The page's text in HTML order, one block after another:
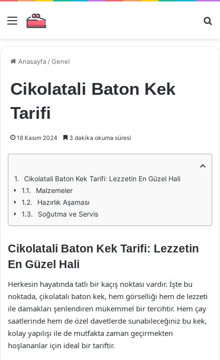
Menü
Anasayfa /Genel
Cikolatali Baton Kek
Tarifi
18 Kasım 2024 3 dakika okuma süresi
Cikolatali Baton Kek Tarifi: Lezzetin En Güzel Hali
Malzemeler
Hazırlık Aşaması
Soğutma ve Servis
Cikolatali Baton Kek Tarifi: Lezzetin
En Güzel Hali
Herkesin hayatında tatlı bir kaçış noktası vardır. İşte bu
noktada, çikolatalı baton kek, hem görselliği hem de lezzeti
ile damakları şenlendiren mükemmel bir tercihtir. Hem çay
saatlerinde hem de özel davetlerde sunabileceğiniz bu kek,
kolay yapılışı ile de mutfakta zaman geçirmekten
hoşlananlar için ideal bir tariftir.